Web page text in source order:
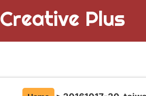
Creative Plus